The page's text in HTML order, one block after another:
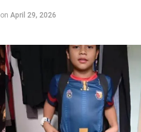
on April 29, 2026